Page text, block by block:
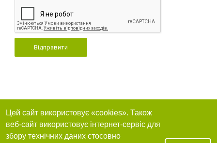
Відправити
Цей сайт використовує «cookies». Також
веб-сайт використовує інтернет-сервіс для
збору технічних даних стосовно